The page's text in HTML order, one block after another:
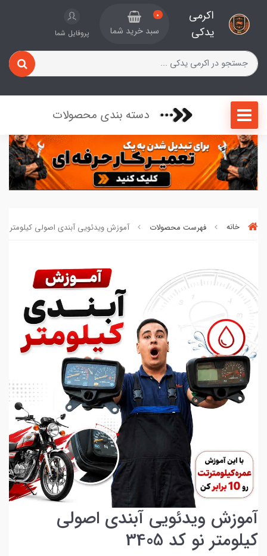
اکرمی
یدکی
0
سبد خرید شما پروفایل شما
دسته بندی محصولات
خانه فهرست محصولات آموزش ویدئویی آبندی اصولی کیلومتر نو کد
آموزش ویدئویی آبندی اصولی
کیلومتر نو کد 3405